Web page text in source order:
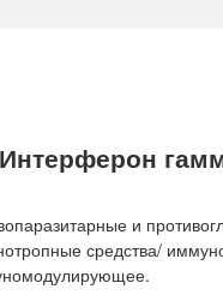
и
средства/